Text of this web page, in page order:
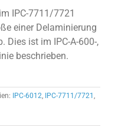
IPC-7711/7721
einer Delaminierung
Dies ist im IPC-A-600-,
beschrieben.
IPC-6012 IPC-7711/7721